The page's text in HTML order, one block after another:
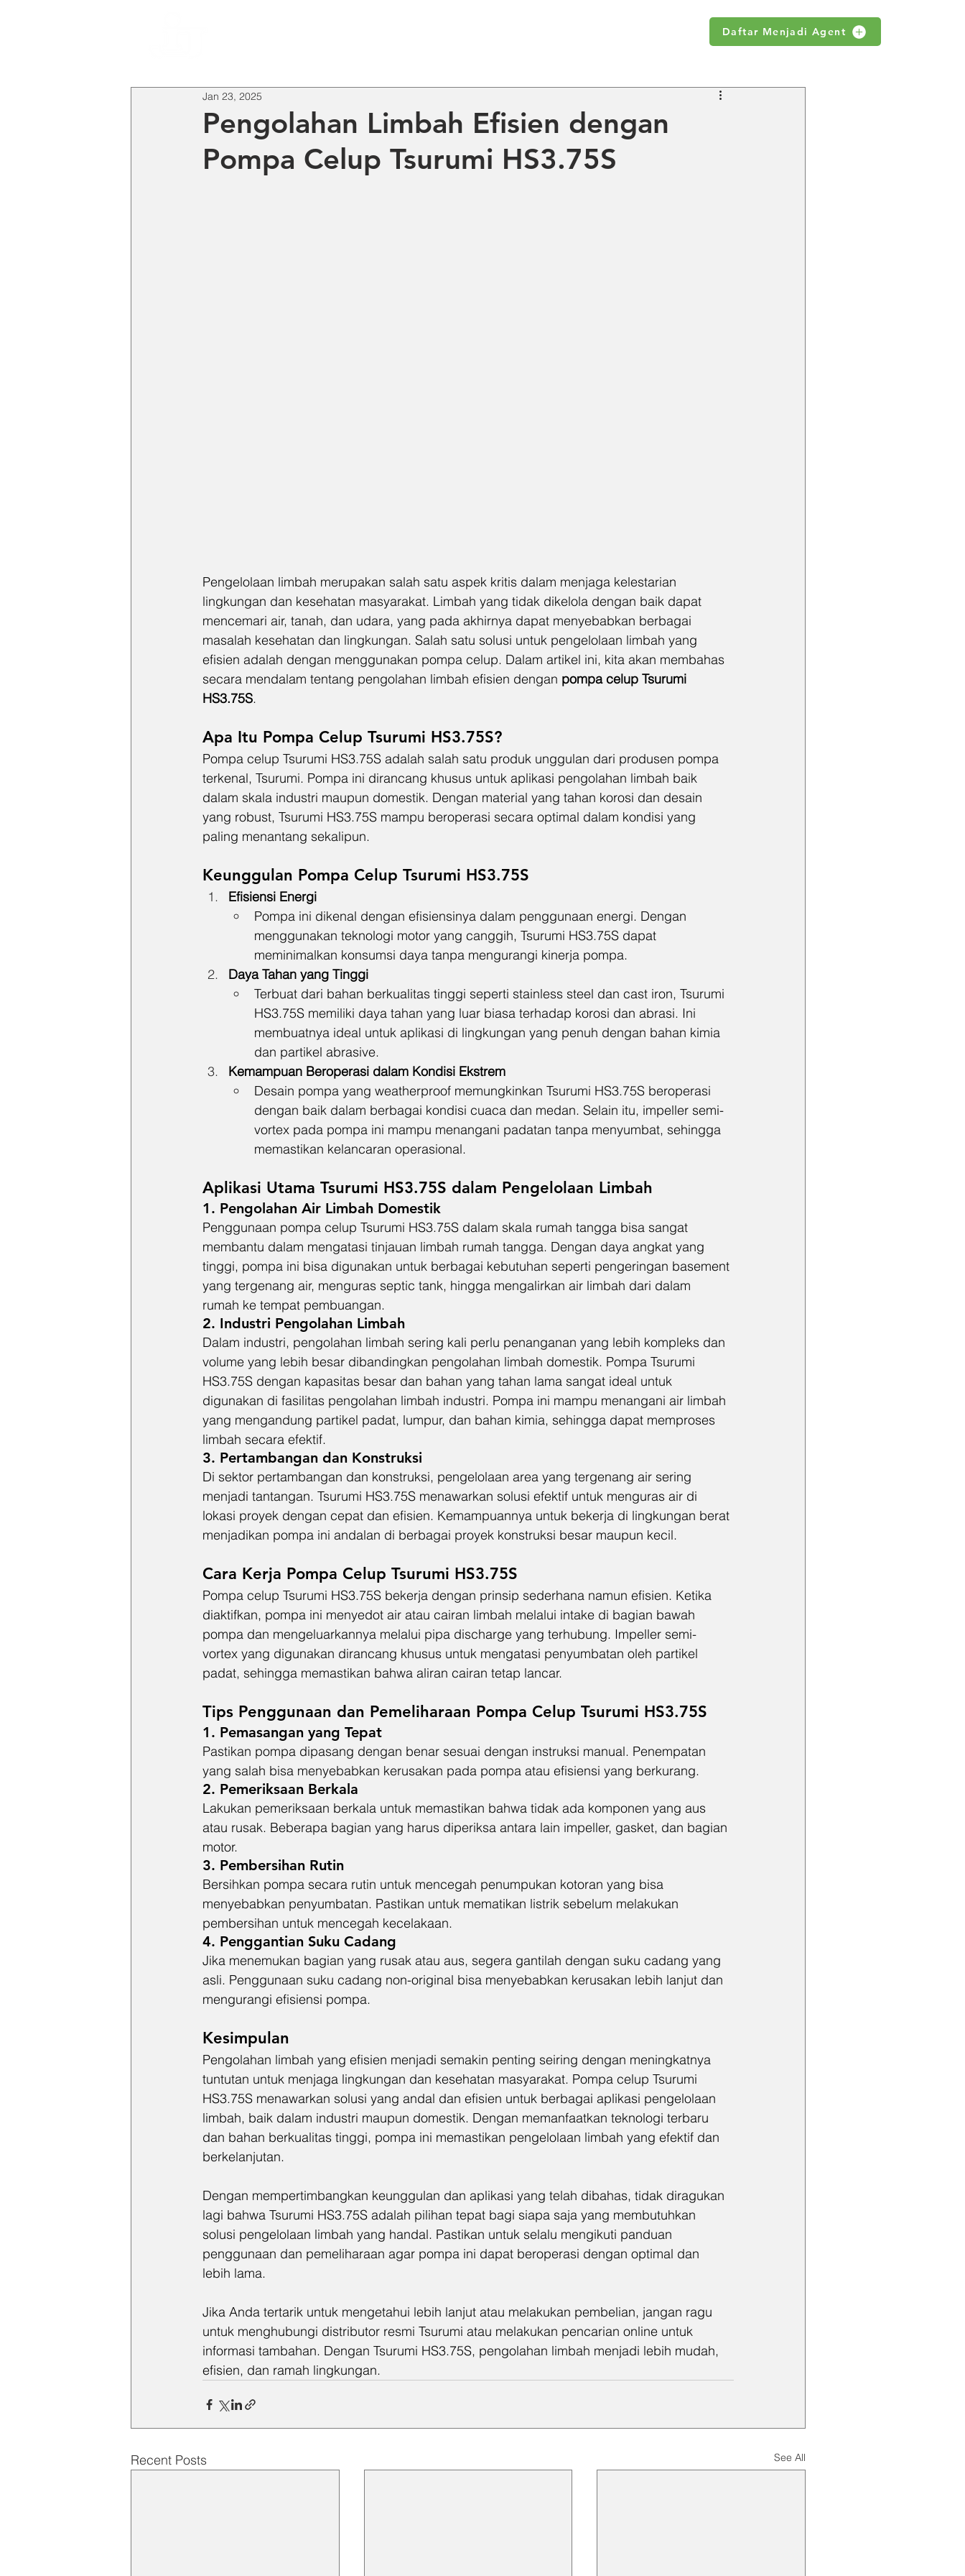
Daftar Menjadi Agent
Pengolahan Limbah Efisien dengan
Pompa Celup Tsurumi HS3.75S
Jan 23, 2025
Pengelolaan limbah merupakan salah satu aspek kritis dalam menjaga kelestarian
lingkungan dan kesehatan masyarakat. Limbah yang tidak dikelola dengan baik dapat
mencemari air, tanah, dan udara, yang pada akhirnya dapat menyebabkan berbagai
masalah kesehatan dan lingkungan. Salah satu solusi untuk pengelolaan limbah yang
efisien adalah dengan menggunakan pompa celup. Dalam artikel ini, kita akan membahas
secara mendalam tentang pengolahan limbah efisien dengan pompa celup Tsurumi
HS3.75S.
Apa Itu Pompa Celup Tsurumi HS3.75S?
Pompa celup Tsurumi HS3.75S adalah salah satu produk unggulan dari produsen pompa
terkenal, Tsurumi. Pompa ini dirancang khusus untuk aplikasi pengolahan limbah baik
dalam skala industri maupun domestik. Dengan material yang tahan korosi dan desain
yang robust, Tsurumi HS3.75S mampu beroperasi secara optimal dalam kondisi yang
paling menantang sekalipun.
Keunggulan Pompa Celup Tsurumi HS3.75S
Efisiensi Energi
Pompa ini dikenal dengan efisiensinya dalam penggunaan energi. Dengan
menggunakan teknologi motor yang canggih, Tsurumi HS3.75S dapat
meminimalkan konsumsi daya tanpa mengurangi kinerja pompa.
Daya Tahan yang Tinggi
Terbuat dari bahan berkualitas tinggi seperti stainless steel dan cast iron, Tsurumi
HS3.75S memiliki daya tahan yang luar biasa terhadap korosi dan abrasi. Ini
membuatnya ideal untuk aplikasi di lingkungan yang penuh dengan bahan kimia
dan partikel abrasive.
Kemampuan Beroperasi dalam Kondisi Ekstrem
Desain pompa yang weatherproof memungkinkan Tsurumi HS3.75S beroperasi
dengan baik dalam berbagai kondisi cuaca dan medan. Selain itu, impeller semi-
vortex pada pompa ini mampu menangani padatan tanpa menyumbat, sehingga
memastikan kelancaran operasional.
Aplikasi Utama Tsurumi HS3.75S dalam Pengelolaan Limbah
1. Pengolahan Air Limbah Domestik
Penggunaan pompa celup Tsurumi HS3.75S dalam skala rumah tangga bisa sangat
membantu dalam mengatasi tinjauan limbah rumah tangga. Dengan daya angkat yang
tinggi, pompa ini bisa digunakan untuk berbagai kebutuhan seperti pengeringan basement
yang tergenang air, menguras septic tank, hingga mengalirkan air limbah dari dalam
rumah ke tempat pembuangan.
2. Industri Pengolahan Limbah
Dalam industri, pengolahan limbah sering kali perlu penanganan yang lebih kompleks dan
volume yang lebih besar dibandingkan pengolahan limbah domestik. Pompa Tsurumi
HS3.75S dengan kapasitas besar dan bahan yang tahan lama sangat ideal untuk
digunakan di fasilitas pengolahan limbah industri. Pompa ini mampu menangani air limbah
yang mengandung partikel padat, lumpur, dan bahan kimia, sehingga dapat memproses
limbah secara efektif.
3. Pertambangan dan Konstruksi
Di sektor pertambangan dan konstruksi, pengelolaan area yang tergenang air sering
menjadi tantangan. Tsurumi HS3.75S menawarkan solusi efektif untuk menguras air di
lokasi proyek dengan cepat dan efisien. Kemampuannya untuk bekerja di lingkungan berat
menjadikan pompa ini andalan di berbagai proyek konstruksi besar maupun kecil.
Cara Kerja Pompa Celup Tsurumi HS3.75S
Pompa celup Tsurumi HS3.75S bekerja dengan prinsip sederhana namun efisien. Ketika
diaktifkan, pompa ini menyedot air atau cairan limbah melalui intake di bagian bawah
pompa dan mengeluarkannya melalui pipa discharge yang terhubung. Impeller semi-
vortex yang digunakan dirancang khusus untuk mengatasi penyumbatan oleh partikel
padat, sehingga memastikan bahwa aliran cairan tetap lancar.
Tips Penggunaan dan Pemeliharaan Pompa Celup Tsurumi HS3.75S
1. Pemasangan yang Tepat
Pastikan pompa dipasang dengan benar sesuai dengan instruksi manual. Penempatan
yang salah bisa menyebabkan kerusakan pada pompa atau efisiensi yang berkurang.
2. Pemeriksaan Berkala
Lakukan pemeriksaan berkala untuk memastikan bahwa tidak ada komponen yang aus
atau rusak. Beberapa bagian yang harus diperiksa antara lain impeller, gasket, dan bagian
motor.
3. Pembersihan Rutin
Bersihkan pompa secara rutin untuk mencegah penumpukan kotoran yang bisa
menyebabkan penyumbatan. Pastikan untuk mematikan listrik sebelum melakukan
pembersihan untuk mencegah kecelakaan.
4. Penggantian Suku Cadang
Jika menemukan bagian yang rusak atau aus, segera gantilah dengan suku cadang yang
asli. Penggunaan suku cadang non-original bisa menyebabkan kerusakan lebih lanjut dan
mengurangi efisiensi pompa.
Kesimpulan
Pengolahan limbah yang efisien menjadi semakin penting seiring dengan meningkatnya
tuntutan untuk menjaga lingkungan dan kesehatan masyarakat. Pompa celup Tsurumi
HS3.75S menawarkan solusi yang andal dan efisien untuk berbagai aplikasi pengelolaan
limbah, baik dalam industri maupun domestik. Dengan memanfaatkan teknologi terbaru
dan bahan berkualitas tinggi, pompa ini memastikan pengelolaan limbah yang efektif dan
berkelanjutan.
Dengan mempertimbangkan keunggulan dan aplikasi yang telah dibahas, tidak diragukan
lagi bahwa Tsurumi HS3.75S adalah pilihan tepat bagi siapa saja yang membutuhkan
solusi pengelolaan limbah yang handal. Pastikan untuk selalu mengikuti panduan
penggunaan dan pemeliharaan agar pompa ini dapat beroperasi dengan optimal dan
lebih lama.
Jika Anda tertarik untuk mengetahui lebih lanjut atau melakukan pembelian, jangan ragu
untuk menghubungi distributor resmi Tsurumi atau melakukan pencarian online untuk
informasi tambahan. Dengan Tsurumi HS3.75S, pengolahan limbah menjadi lebih mudah,
efisien, dan ramah lingkungan.
Recent Posts See All